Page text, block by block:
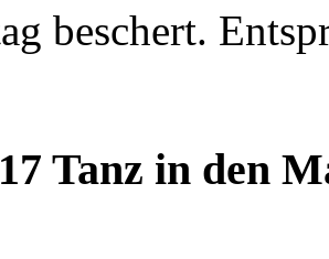
beschert.
Tanz in den